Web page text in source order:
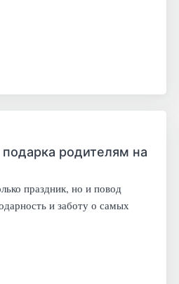
родителям на
праздник, но и повод
и заботу о самых